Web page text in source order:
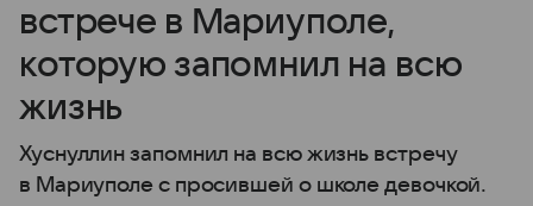
встрече в Мариуполе,
которую запомнил на всю
жизнь
Хуснуллин запомнил на всю жизнь встречу
в Мариуполе с просившей о школе девочкой.